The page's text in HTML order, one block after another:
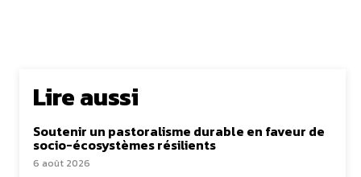
Lire aussi
Soutenir un pastoralisme durable en faveur de
socio-écosystèmes résilients
6 août 2026